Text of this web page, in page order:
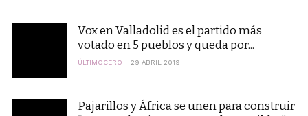
Vox en Valladolid es el partido más
votado en 5 pueblos y queda por...
ÚLTIMOCERO 29 ABRIL 2019
Pajarillos y África se unen para construir